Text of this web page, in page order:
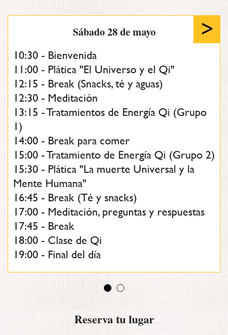
Sábado 28 de mayo
10:30 - Bienvenida
11:00 - Plática "El Universo y el Qi"
12:15 - Break (Snacks, té y aguas)
12:30 - Meditación
13:15 - Tratamientos de Energía Qi (Grupo
1)
14:00 - Break para comer
15:00 - Tratamiento de Energía Qi (Grupo 2)
15:30 - Plática "La muerte Universal y la
Mente Humana"
16:45 - Break (Té y snacks)
17:00 - Meditación, preguntas y respuestas
17:45 - Break
18:00 - Clase de Qi
19:00 - Final del día
Reserva tu lugar